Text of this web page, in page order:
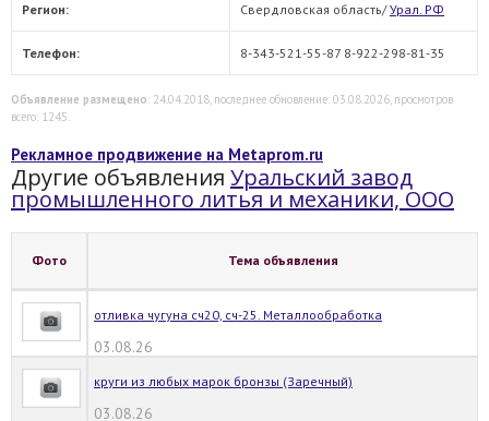
Регион: Свердловская область/Урал. РФ
Телефон: 8-343-521-55-87 8-922-298-81-35
Объявление размещено: 24.04.2018, последнее обновление: 03.08.2026, просмотров
всего: 1245.
Рекламное продвижение на Metaprom.ru
Другие объявления Уральский завод
промышленного литья и механики, ООО
Фото Тема объявления
отливка чугуна сч20, сч-25. Металлообработка
03.08.26
круги из любых марок бронзы (Заречный)
03.08.26